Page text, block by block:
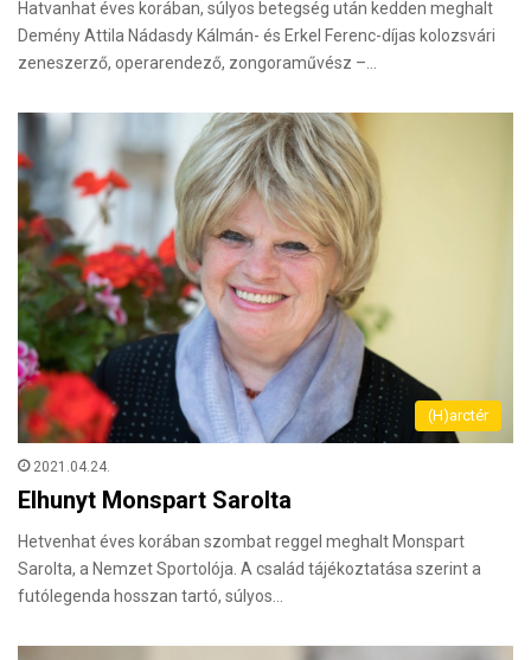
Hatvanhat éves korában, súlyos betegség után kedden meghalt
Demény Attila Nádasdy Kálmán- és Erkel Ferenc-díjas kolozsvári
zeneszerző, operarendező, zongoraművész –…
(H)arctér
2021.04.24.
Elhunyt Monspart Sarolta
Hetvenhat éves korában szombat reggel meghalt Monspart
Sarolta, a Nemzet Sportolója. A család tájékoztatása szerint a
futólegenda hosszan tartó, súlyos…